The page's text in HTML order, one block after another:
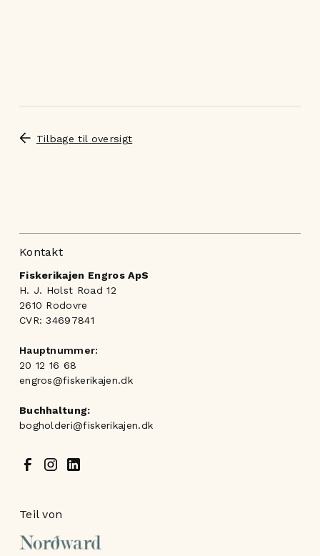
Tilbage til oversigt
Kontakt
Fiskerikajen Engros ApS
H. J. Holst Road 12
2610 Rodovre
CVR: 34697841
Hauptnummer:
20 12 16 68
engros@fiskerikajen.dk
Buchhaltung:
bogholderi@fiskerikajen.dk
Teil von